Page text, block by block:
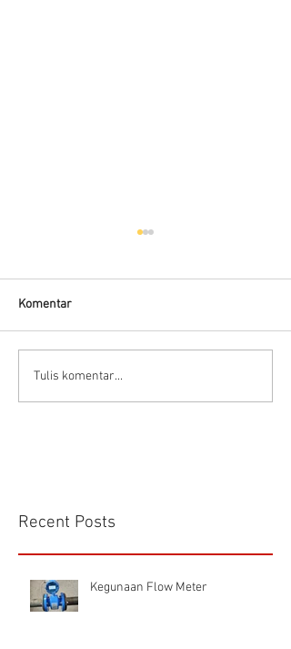
Trap
Komentar
Tulis komentar...
Recent Posts
Kegunaan Flow Meter